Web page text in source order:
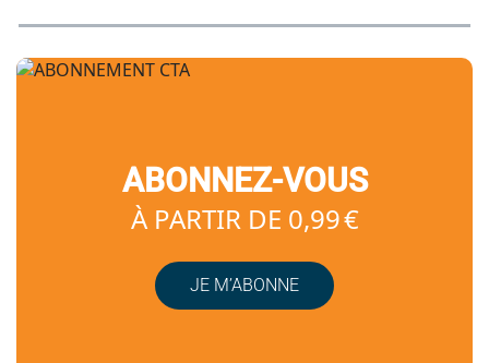
ABONNEZ-VOUS
À PARTIR DE 0,99 €
JE M’ABONNE